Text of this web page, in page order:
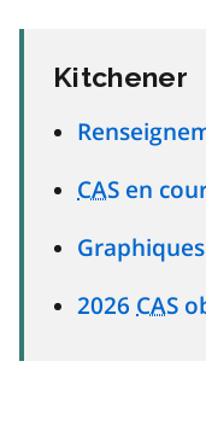
Kitchener
CAS en
2026 CAS